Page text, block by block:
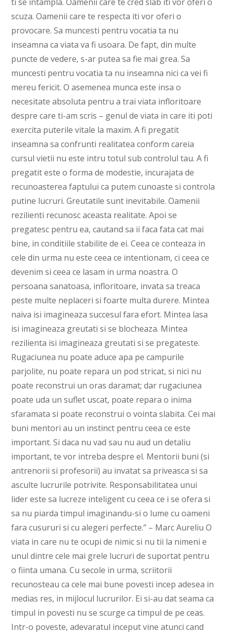
scuza. Oamenii care te respecta iti vor oferi o
provocare. Sa muncesti pentru vocatia ta nu
inseamna ca viata va fi usoara. De fapt, din multe
puncte de vedere, s-ar putea sa fie mai grea. Sa
muncesti pentru vocatia ta nu inseamna nici ca vei fi
mereu fericit. O asemenea munca este insa o
necesitate absoluta pentru a trai viata infloritoare
despre care ti-am scris – genul de viata in care iti poti
exercita puterile vitale la maxim. A fi pregatit
inseamna sa confrunti realitatea conform careia
cursul vietii nu este intru totul sub controlul tau. A fi
pregatit este o forma de modestie, incurajata de
recunoasterea faptului ca putem cunoaste si controla
putine lucruri. Greutatile sunt inevitabile. Oamenii
rezilienti recunosc aceasta realitate. Apoi se
pregatesc pentru ea, cautand sa ii faca fata cat mai
bine, in conditiile stabilite de ei. Ceea ce conteaza in
cele din urma nu este ceea ce intentionam, ci ceea ce
devenim si ceea ce lasam in urma noastra. O
persoana sanatoasa, infloritoare, invata sa treaca
peste multe neplaceri si foarte multa durere. Mintea
naiva isi imagineaza succesul fara efort. Mintea lasa
isi imagineaza greutati si se blocheaza. Mintea
rezilienta isi imagineaza greutati si se pregateste.
Rugaciunea nu poate aduce apa pe campurile
parjolite, nu poate repara un pod stricat, si nici nu
poate reconstrui un oras daramat; dar rugaciunea
poate uda un suflet uscat, poate repara o inima
sfaramata si poate reconstrui o vointa slabita. Cei mai
buni mentori au un instinct pentru ceea ce este
important. Si daca nu vad sau nu aud un detaliu
important, te vor intreba despre el. Mentorii buni (si
antrenorii si profesorii) au invatat sa priveasca si sa
asculte lucrurile potrivite. Responsabilitatea unui
lider este sa lucreze inteligent cu ceea ce i se ofera si
sa nu piarda timpul imaginandu-si o lume cu oameni
fara cusururi si cu alegeri perfecte.” – Marc Aureliu O
viata in care nu te ocupi de nimic si nu tii la nimeni e
unul dintre cele mai grele lucruri de suportat pentru
o fiinta umana. Cu secole in urma, scriitorii
recunosteau ca cele mai bune povesti incep adesea in
medias res, in mijlocul lucrurilor. Ei si-au dat seama ca
timpul in povesti nu se scurge ca timpul de pe ceas.
Intr-o poveste, adevaratul inceput vine atunci cand